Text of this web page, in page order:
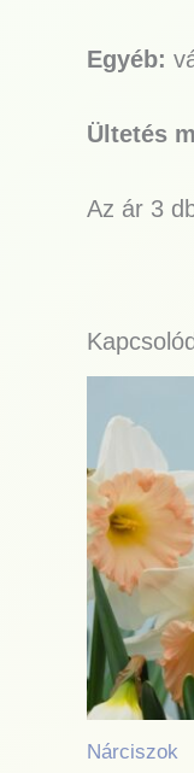
Egyéb:
Ültetés
Az ár 3
Nárciszok